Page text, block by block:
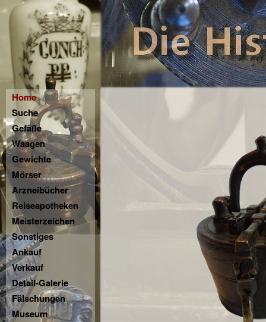
Home
Suche
Gefäße
Waagen
Gewichte
Mörser
Arzneibücher
Reiseapotheken
Meisterzeichen
Sonstiges
Ankauf
Verkauf
Detail-Galerie
Fälschungen
Museum